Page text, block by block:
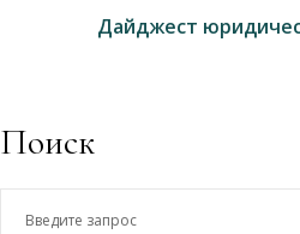
Дайджест
Поиск